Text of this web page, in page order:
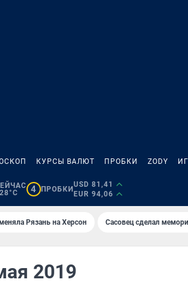
КУРСЫ ВАЛЮТ ПРОБКИ ZODY
4 ПРОБКИ
USD 81,41
EUR 94,06
Рязань на Херсон Сасовец сделал
2019